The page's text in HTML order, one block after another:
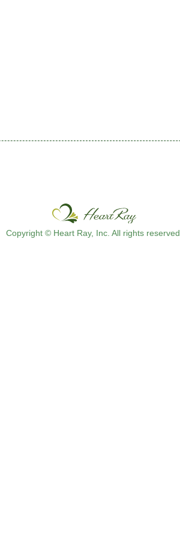
Copyright © Heart Ray, Inc. All rights reserved.